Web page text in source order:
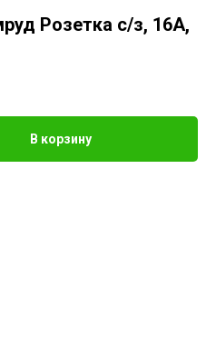
Розетка с/з, 16А,
В корзину